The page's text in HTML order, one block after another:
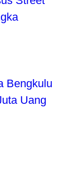
Bengkulu
Uang